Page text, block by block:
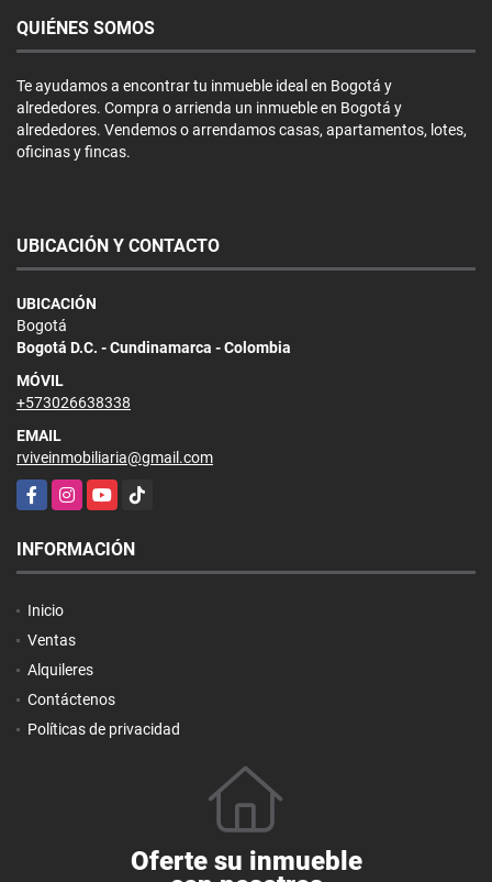
QUIÉNES SOMOS
Te ayudamos a encontrar tu inmueble ideal en Bogotá y
alrededores. Compra o arrienda un inmueble en Bogotá y
alrededores. Vendemos o arrendamos casas, apartamentos, lotes,
oficinas y fincas.
UBICACIÓN Y CONTACTO
UBICACIÓN
Bogotá
Bogotá D.C. - Cundinamarca - Colombia
MÓVIL
+573026638338
EMAIL
rviveinmobiliaria@gmail.com
FacebookInstagramYouTubeTikTok
INFORMACIÓN
Inicio
Ventas
Alquileres
Contáctenos
Políticas de privacidad
Oferte su inmueble